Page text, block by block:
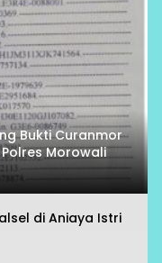
Bukti Curanmor
Morowali
di Aniaya Istri